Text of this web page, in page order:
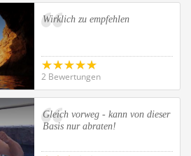
Wirklich zu empfehlen
2 Bewertungen
Gleich vorweg - kann von dieser
Basis nur abraten!